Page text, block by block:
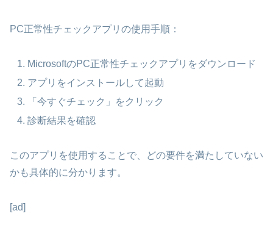
PC正常性チェックアプリの使用手順：
MicrosoftのPC正常性チェックアプリをダウンロード
アプリをインストールして起動
「今すぐチェック」をクリック
診断結果を確認
このアプリを使用することで、どの要件を満たしていない
かも具体的に分かります。
[ad]